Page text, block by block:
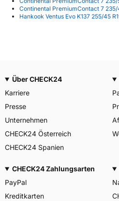
Continental PremiumContact 7
Hankook Ventus Evo K137 255/45
Über CHECK24
Karriere
Presse
Unternehmen
CHECK24 Österreich
CHECK24 Spanien
CHECK24 Zahlungsarten
PayPal
Kreditkarten